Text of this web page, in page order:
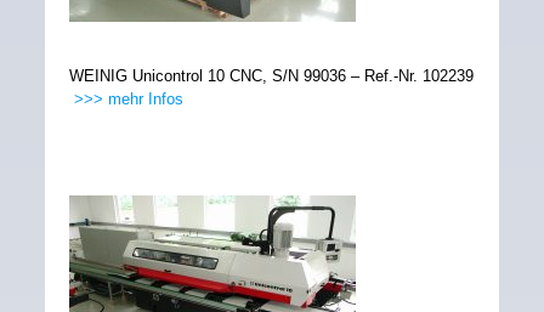
WEINIG Unicontrol 10 CNC, S/N 99036 – Ref.-Nr. 102239
>>> mehr Infos